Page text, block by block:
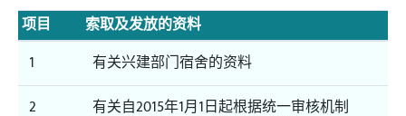
项目
索取及发放的资料
1
有关兴建部门宿舍的资料
2
有关自2015年1月1日起根据统一审核机制